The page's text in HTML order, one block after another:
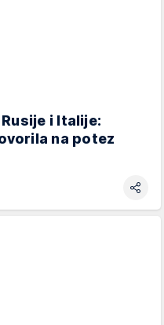
i Italije:
na potez